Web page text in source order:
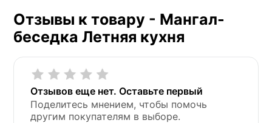
Отзывы к товару - Мангал-
беседка Летняя кухня
Отзывов еще нет. Оставьте первый
Поделитесь мнением, чтобы помочь
другим покупателям в выборе.